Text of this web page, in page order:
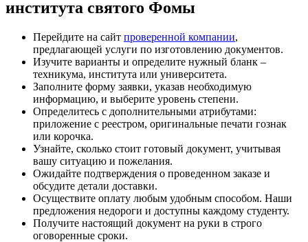
института святого Фомы
Перейдите на сайт проверенной компании,
предлагающей услуги по изготовлению документов.
Изучите варианты и определите нужный бланк –
техникума, института или университета.
Заполните форму заявки, указав необходимую
информацию, и выберите уровень степени.
Определитесь с дополнительными атрибутами:
приложение с реестром, оригинальные печати гознак
или корочка.
Узнайте, сколько стоит готовый документ, учитывая
вашу ситуацию и пожелания.
Ожидайте подтверждения о проведенном заказе и
обсудите детали доставки.
Осуществите оплату любым удобным способом. Наши
предложения недороги и доступны каждому студенту.
Получите настоящий документ на руки в строго
оговоренные сроки.